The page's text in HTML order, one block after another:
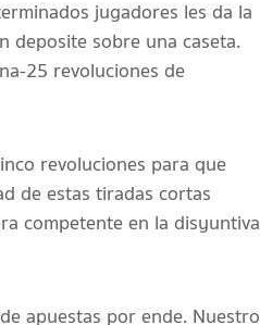
jugadores les da la
deposite sobre una caseta.
25 revoluciones de
revoluciones para que
de estas tiradas cortas
competente en la disyuntiva
apuestas por ende. Nuestro